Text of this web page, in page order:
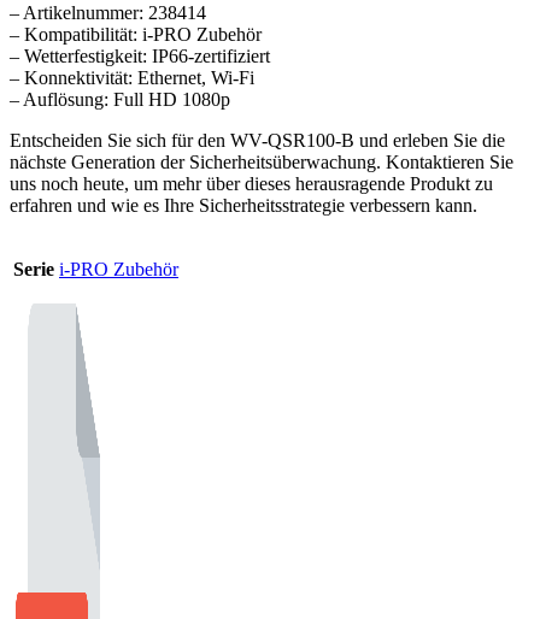
– Artikelnummer: 238414
– Kompatibilität: i-PRO Zubehör
– Wetterfestigkeit: IP66-zertifiziert
– Konnektivität: Ethernet, Wi-Fi
– Auflösung: Full HD 1080p
Entscheiden Sie sich für den WV-QSR100-B und erleben Sie die
nächste Generation der Sicherheitsüberwachung. Kontaktieren Sie
uns noch heute, um mehr über dieses herausragende Produkt zu
erfahren und wie es Ihre Sicherheitsstrategie verbessern kann.
Serie i-PRO Zubehör